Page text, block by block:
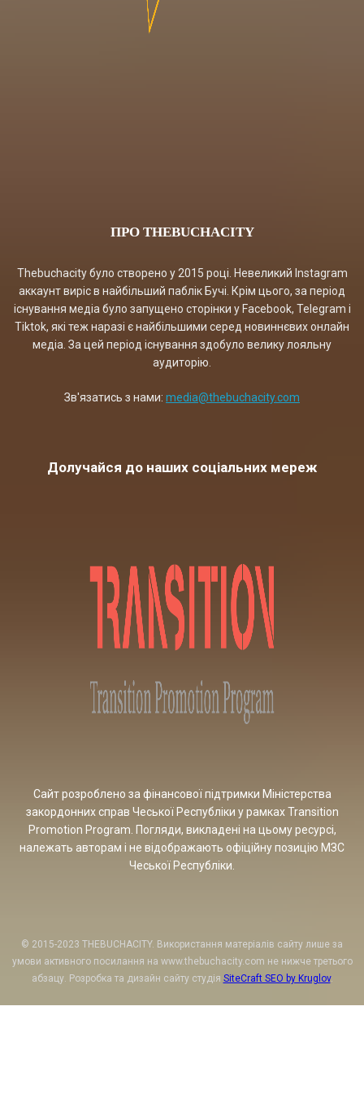
ПРО THEBUCHACITY
Thebuchacity було створено у 2015 році. Невеликий Instagram
аккаунт виріс в найбільший паблік Бучі. Крім цього, за період
існування медіа було запущено сторінки у Facebook, Telegram і
Tiktok, які теж наразі є найбільшими серед новиннєвих онлайн
медіа. За цей період існування здобуло велику лояльну
аудиторію.
Зв'язатись з нами: media@thebuchacity.com
Долучайся до наших соціальних мереж
Сайт розроблено за фінансової підтримки Міністерства
закордонних справ Чеської Республіки у рамках Transition
Promotion Program. Погляди, викладені на цьому ресурсі,
належать авторам і не відображають офіційну позицію МЗС
Чеської Республіки.
© 2015-2023 THEBUCHACITY. Використання матеріалів сайту лише за
умови активного посилання на www.thebuchacity.com не нижче третього
абзацу. Розробка та дизайн сайту студія SiteCraft SEO by Kruglov.